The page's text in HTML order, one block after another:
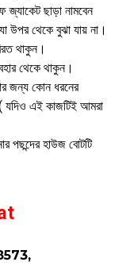
জ্যাকেট ছাড়া নামবেন
উপর থেকে বুঝা যায় না।
থাকুন।
থেকে থাকুন।
জন্য কোন ধরনের
যদিও এই কাজটিই আমরা
পছন্দের হাউজ বোটটি